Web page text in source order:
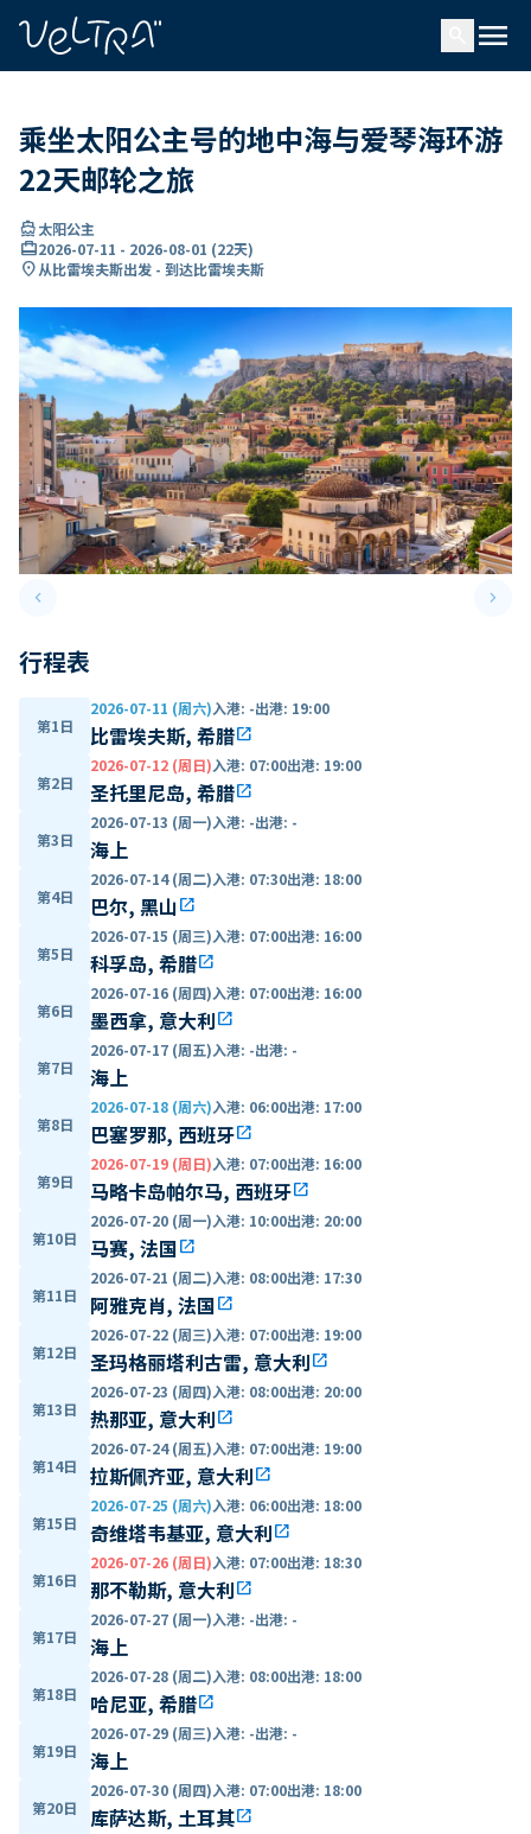
menu
乘坐太阳公主号的地中海与爱琴海环游
22天邮轮之旅
directions_boat太阳公主
card_travel2026-07-11 - 2026-08-01 (22天)
location_on从比雷埃夫斯出发 - 到达比雷埃夫斯
keyboard_arrow_leftPrevious slide keyboard_arrow_right
行程表
第1日
2026-07-11 (周六)入港: -出港: 19:00
比雷埃夫斯, 希腊open_in_new
第2日
2026-07-12 (周日)入港: 07:00出港: 19:00
圣托里尼岛, 希腊open_in_new
第3日
2026-07-13 (周一)入港: -出港: -
海上
第4日
2026-07-14 (周二)入港: 07:30出港: 18:00
巴尔, 黑山 open_in_new
第5日
2026-07-15 (周三)入港: 07:00出港: 16:00
科孚岛, 希腊open_in_new
第6日
2026-07-16 (周四)入港: 07:00出港: 16:00
墨西拿, 意大利open_in_new
第7日
2026-07-17 (周五)入港: -出港: -
海上
第8日
2026-07-18 (周六)入港: 06:00出港: 17:00
巴塞罗那, 西班牙open_in_new
第9日
2026-07-19 (周日)入港: 07:00出港: 16:00
马略卡岛帕尔马, 西班牙open_in_new
第10日
2026-07-20 (周一)入港: 10:00出港: 20:00
马赛, 法国open_in_new
第11日
2026-07-21 (周二)入港: 08:00出港: 17:30
阿雅克肖, 法国open_in_new
第12日
2026-07-22 (周三)入港: 07:00出港: 19:00
圣玛格丽塔利古雷, 意大利open_in_new
第13日
2026-07-23 (周四)入港: 08:00出港: 20:00
热那亚, 意大利open_in_new
第14日
2026-07-24 (周五)入港: 07:00出港: 19:00
拉斯佩齐亚, 意大利open_in_new
第15日
2026-07-25 (周六)入港: 06:00出港: 18:00
奇维塔韦基亚, 意大利open_in_new
第16日
2026-07-26 (周日)入港: 07:00出港: 18:30
那不勒斯, 意大利open_in_new
第17日
2026-07-27 (周一)入港: -出港: -
海上
第18日
2026-07-28 (周二)入港: 08:00出港: 18:00
哈尼亚, 希腊open_in_new
第19日
2026-07-29 (周三)入港: -出港: -
海上
第20日
2026-07-30 (周四)入港: 07:00出港: 18:00
库萨达斯, 土耳其open_in_new